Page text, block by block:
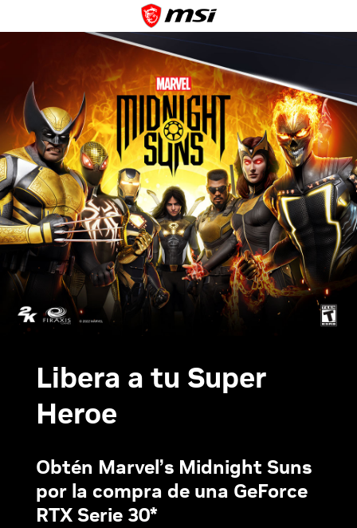
Libera a tu Super
Heroe
Obtén Marvel’s Midnight Suns
por la compra de una GeForce
RTX Serie 30*